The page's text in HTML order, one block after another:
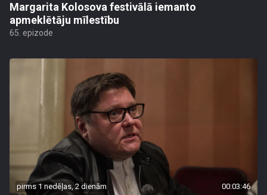
Margarita Kolosova festivālā iemanto
apmeklētāju mīlestību
65. epizode
pirms 1 nedēļas, 2 dienām 00:03:46